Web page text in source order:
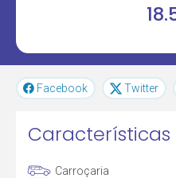
Facebook Twitter
Características
Carroçaria